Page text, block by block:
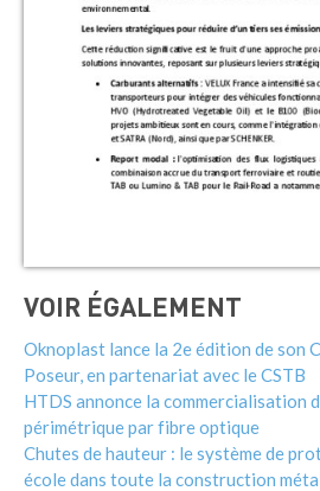
VOIR ÉGALEMENT
Oknoplast lance la 2e édition de son
Poseur, en partenariat avec le CSTB
HTDS annonce la commercialisation
périmétrique par fibre optique
Chutes de hauteur : le système de
école dans toute la construction